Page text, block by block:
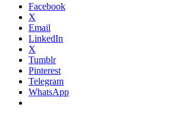
Facebook
X
Email
LinkedIn
X
Tumblr
Pinterest
Telegram
WhatsApp